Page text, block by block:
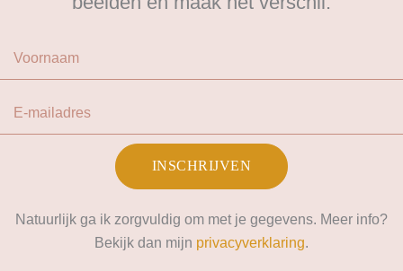
Voornaam
E-mailadres
INSCHRIJVEN
Natuurlijk ga ik zorgvuldig om met je gegevens. Meer info?
Bekijk dan mijn privacyverklaring.